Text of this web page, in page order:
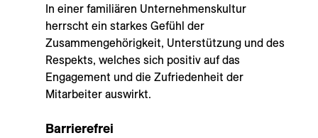
In einer familiären Unternehmenskultur
herrscht ein starkes Gefühl der
Zusammengehörigkeit, Unterstützung und des
Respekts, welches sich positiv auf das
Engagement und die Zufriedenheit der
Mitarbeiter auswirkt.
Barrierefrei